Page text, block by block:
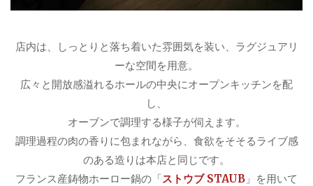
店内は、しっとりと落ち着いた雰囲気を装い、ラグジュアリ
ーな空間を用意。
広々と開放感溢れるホールの中央にオープンキッチンを配
し、
オーブンで調理する様子が伺えます。
調理過程の肉の香りに包まれながら、食欲をそそるライブ感
のある造りは本店と同じです。
フランス産鋳物ホーロー鍋の「ストウブ STAUB 」を用いて